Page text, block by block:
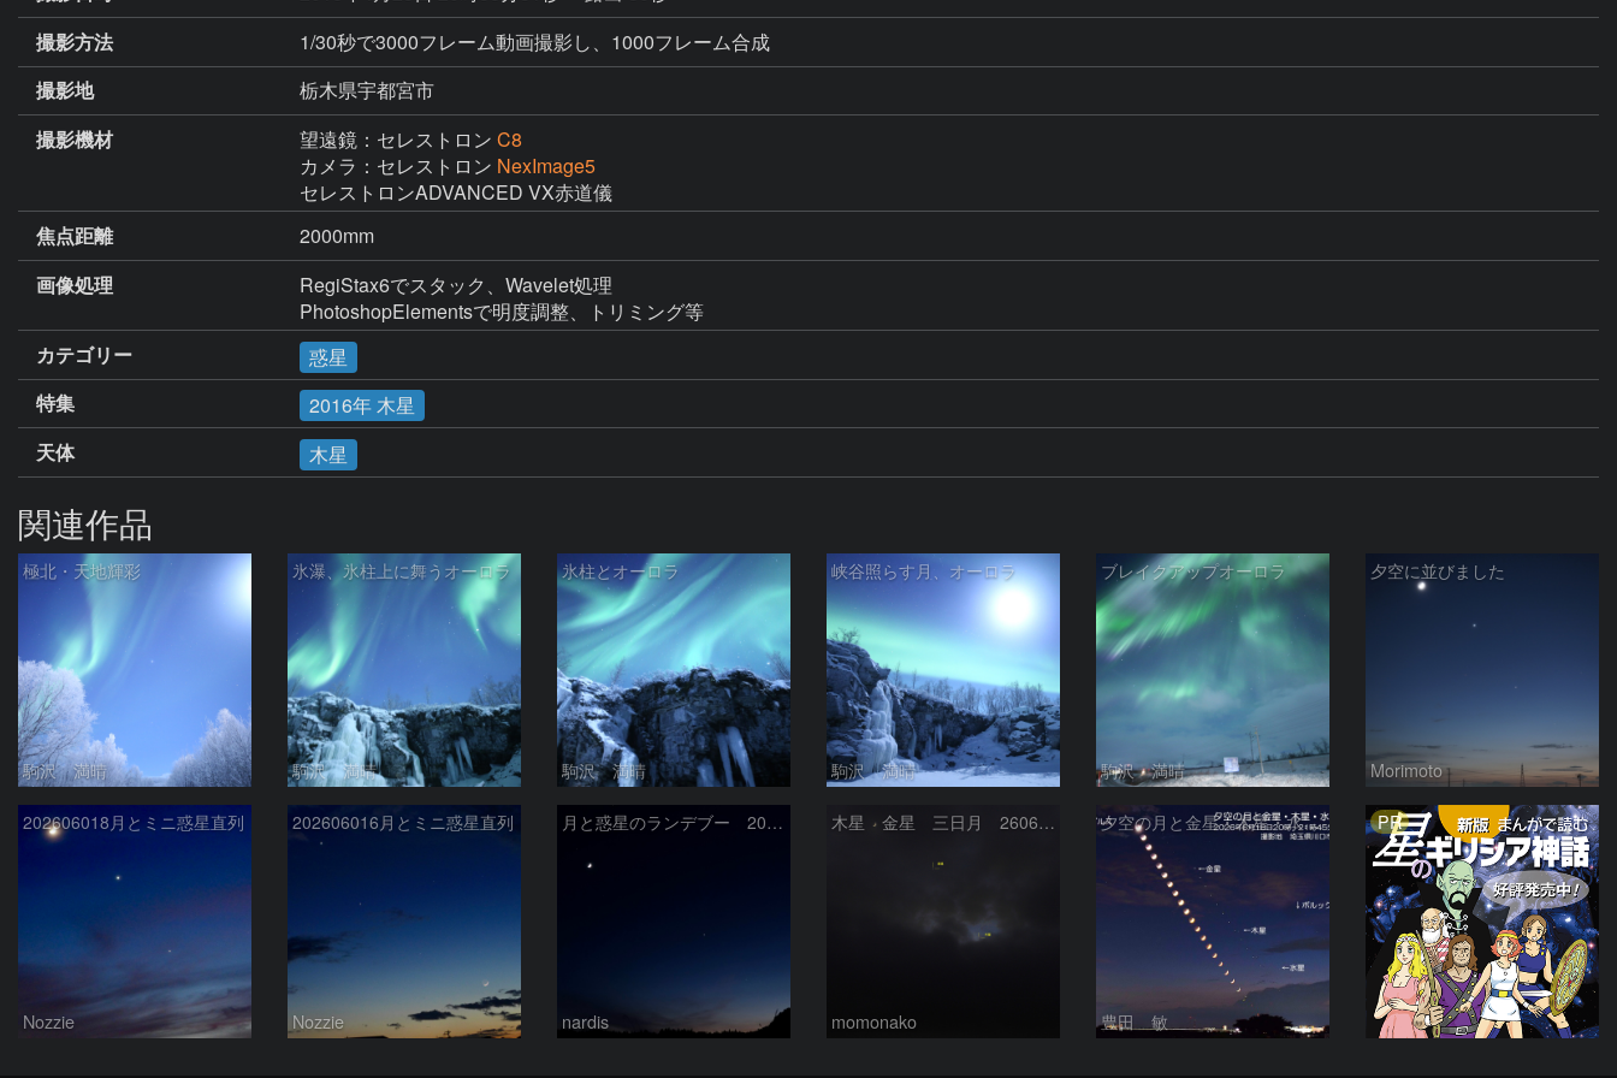
撮影方法
1/30秒で3000フレーム動画撮影し、1000フレーム合成
撮影地
栃木県宇都宮市
撮影機材
望遠鏡：セレストロン C8
カメラ：セレストロン NexImage5
セレストロンADVANCED VX赤道儀
焦点距離
2000mm
画像処理
RegiStax6でスタック、Wavelet処理
PhotoshopElementsで明度調整、トリミング等
カテゴリー
惑星
特集
2016年 木星
天体
木星
関連作品
極北・天地輝彩
駒沢 満晴
氷瀑、氷柱上に舞うオーロラ
駒沢 満晴
氷柱とオーロラ
駒沢 満晴
峡谷照らす月、オーロラ
駒沢 満晴
ブレイクアップオーロラ
駒沢 満晴
夕空に並びました
Morimoto
202606018月とミニ惑星直列
Nozzie
202606016月とミニ惑星直列
Nozzie
月と惑星のランデブー 2026/06/19
nardis
木星 金星 三日月 260618
momonako
夕空の月と金星・木星・水星の接近 2026/6/18
豊田 敏
PR